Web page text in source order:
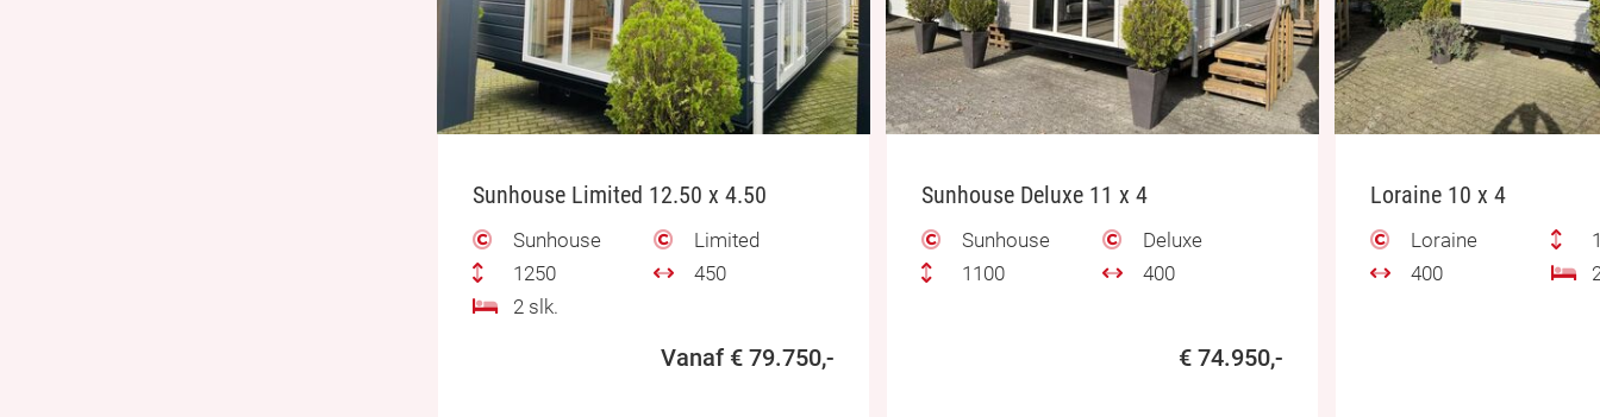
Sunhouse Limited 12.50 x 4.50
Sunhouse
Limited
1250
450
2 slk.
Vanaf € 79.750,-
Sunhouse Deluxe 11 x 4
Sunhouse
Deluxe
1100
400
€ 74.950,-
Loraine 10 x 4
Loraine
400